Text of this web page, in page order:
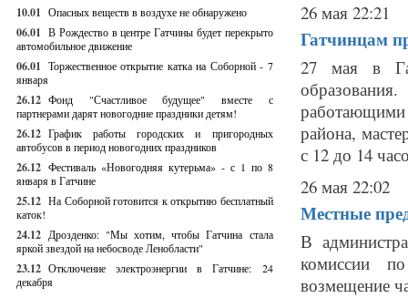
10.01 Опасных веществ в воздухе не обнаружено
06.01 В Рождество в центре Гатчины будет перекрыто
автомобильное движение
06.01 Торжественное открытие катка на Соборной - 7
января
26.12 Фонд "Счастливое будущее" вместе с
партнерами дарят новогодние праздники детям!
26.12 График работы городских и пригородных
автобусов в период новогодних праздников
26.12 Фестиваль «Новогодняя кутерьма» - с 1 по 8
января в Гатчине
25.12 На Соборной готовится к открытию бесплатный
каток!
24.12 Дрозденко: "Мы хотим, чтобы Гатчина стала
яркой звездой на небосводе Ленобласти"
23.12 Отключение электроэнергии в Гатчине: 24
декабря
26 мая 22:21
Гатчинцам
27 мая в
работающими
района,
с 12 до 14
26 мая 22:02
Местные
В
комиссии
возмещение